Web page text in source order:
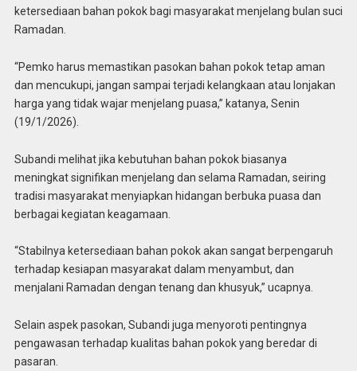
ketersediaan bahan pokok bagi masyarakat menjelang bulan suci
Ramadan.
“Pemko harus memastikan pasokan bahan pokok tetap aman
dan mencukupi, jangan sampai terjadi kelangkaan atau lonjakan
harga yang tidak wajar menjelang puasa,” katanya, Senin
(19/1/2026).
Subandi melihat jika kebutuhan bahan pokok biasanya
meningkat signifikan menjelang dan selama Ramadan, seiring
tradisi masyarakat menyiapkan hidangan berbuka puasa dan
berbagai kegiatan keagamaan.
“Stabilnya ketersediaan bahan pokok akan sangat berpengaruh
terhadap kesiapan masyarakat dalam menyambut, dan
menjalani Ramadan dengan tenang dan khusyuk,” ucapnya.
Selain aspek pasokan, Subandi juga menyoroti pentingnya
pengawasan terhadap kualitas bahan pokok yang beredar di
pasaran.